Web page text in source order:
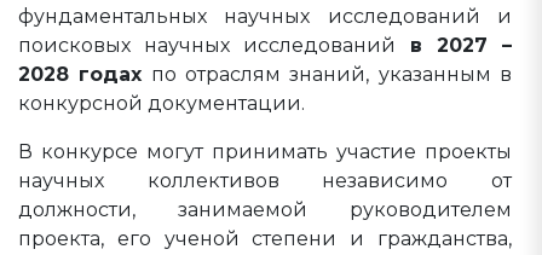
фундаментальных научных исследований и
поисковых научных исследований в 2027 –
2028 годах по отраслям знаний, указанным в
конкурсной документации.
В конкурсе могут принимать участие проекты
научных коллективов независимо от
должности, занимаемой руководителем
проекта, его ученой степени и гражданства,